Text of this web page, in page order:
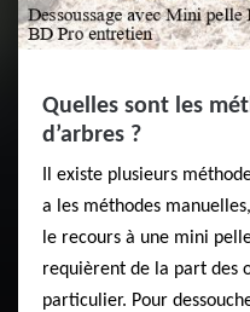
Quelles sont les
d’arbres ?
Il existe plusieurs
a les méthodes
le recours à une mini
requièrent de la part des
particulier. Pour